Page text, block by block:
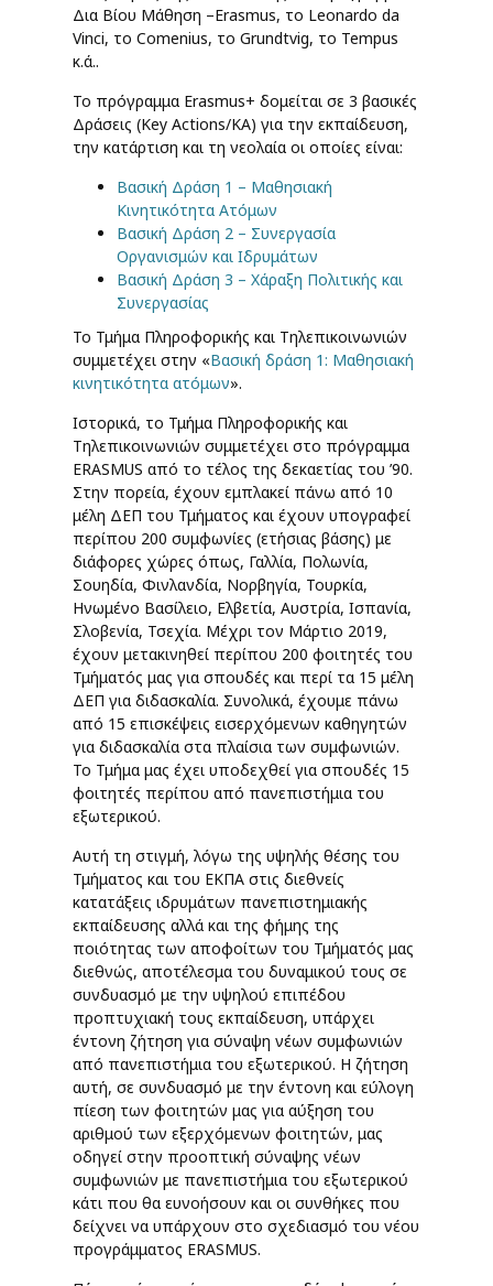
Δια Βίου Μάθηση –Erasmus, το Leonardo da
Vinci, το Comenius, το Grundtvig, το Tempus
κ.ά..
Το πρόγραμμα Erasmus+ δομείται σε 3 βασικές
Δράσεις (Key Actions/ΚΑ) για την εκπαίδευση,
την κατάρτιση και τη νεολαία οι οποίες είναι:
Βασική Δράση 1 – Μαθησιακή
Κινητικότητα Ατόμων
Βασική Δράση 2 – Συνεργασία
Οργανισμών και Ιδρυμάτων
Βασική Δράση 3 – Χάραξη Πολιτικής και
Συνεργασίας
Το Τμήμα Πληροφορικής και Τηλεπικοινωνιών
συμμετέχει στην «Βασική δράση 1: Μαθησιακή
κινητικότητα ατόμων».
Ιστορικά, το Τμήμα Πληροφορικής και
Τηλεπικοινωνιών συμμετέχει στο πρόγραμμα
ERASMUS από το τέλος της δεκαετίας του ’90.
Στην πορεία, έχουν εμπλακεί πάνω από 10
μέλη ΔΕΠ του Τμήματος και έχουν υπογραφεί
περίπου 200 συμφωνίες (ετήσιας βάσης) με
διάφορες χώρες όπως, Γαλλία, Πολωνία,
Σουηδία, Φινλανδία, Νορβηγία, Τουρκία,
Ηνωμένο Βασίλειο, Ελβετία, Αυστρία, Ισπανία,
Σλοβενία, Τσεχία. Μέχρι τον Μάρτιο 2019,
έχουν μετακινηθεί περίπου 200 φοιτητές του
Τμήματός μας για σπουδές και περί τα 15 μέλη
ΔΕΠ για διδασκαλία. Συνολικά, έχουμε πάνω
από 15 επισκέψεις εισερχόμενων καθηγητών
για διδασκαλία στα πλαίσια των συμφωνιών.
Το Τμήμα μας έχει υποδεχθεί για σπουδές 15
φοιτητές περίπου από πανεπιστήμια του
εξωτερικού.
Αυτή τη στιγμή, λόγω της υψηλής θέσης του
Τμήματος και του ΕΚΠΑ στις διεθνείς
κατατάξεις ιδρυμάτων πανεπιστημιακής
εκπαίδευσης αλλά και της φήμης της
ποιότητας των αποφοίτων του Τμήματός μας
διεθνώς, αποτέλεσμα του δυναμικού τους σε
συνδυασμό με την υψηλού επιπέδου
προπτυχιακή τους εκπαίδευση, υπάρχει
έντονη ζήτηση για σύναψη νέων συμφωνιών
από πανεπιστήμια του εξωτερικού. Η ζήτηση
αυτή, σε συνδυασμό με την έντονη και εύλογη
πίεση των φοιτητών μας για αύξηση του
αριθμού των εξερχόμενων φοιτητών, μας
οδηγεί στην προοπτική σύναψης νέων
συμφωνιών με πανεπιστήμια του εξωτερικού
κάτι που θα ευνοήσουν και οι συνθήκες που
δείχνει να υπάρχουν στο σχεδιασμό του νέου
προγράμματος ERASMUS.